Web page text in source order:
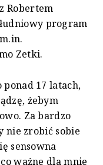
Robertem
program
Zetki.
ponad 17 latach,
żebym
Za bardzo
nie zrobić sobie
sensowna
ważne dla mnie